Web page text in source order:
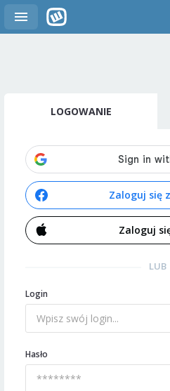
LOGOWANIE
Zaloguj się
Zaloguj
LUB
Login
Hasło